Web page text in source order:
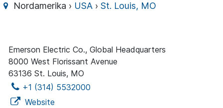
Nordamerika › USA ›St. Louis, MO
Emerson Electric Co., Global Headquarters
8000 West Florissant Avenue
63136 St. Louis, MO
+1 (314) 5532000
Website